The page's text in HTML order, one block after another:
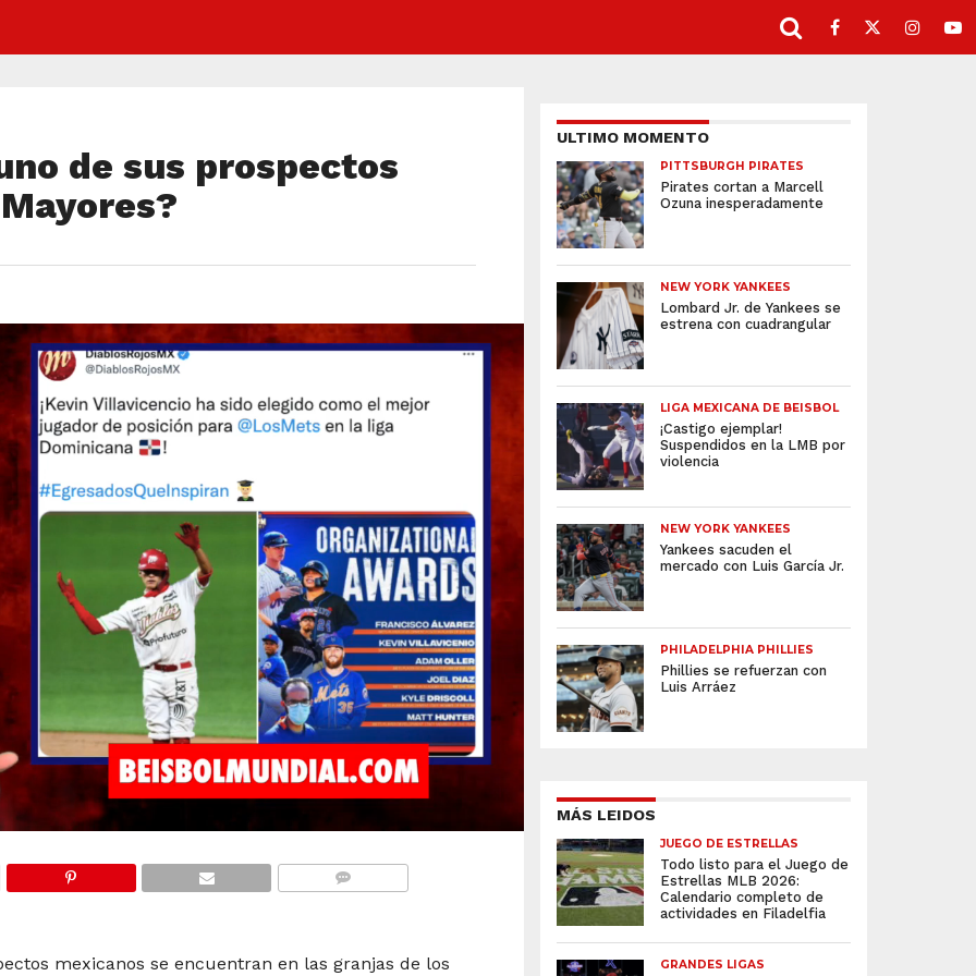
de sus prospectos
mexicanos se encuentran en las granjas de los
ULTIMO MOMENTO
PITTSBURGH PIRATES
Pirates cortan a Marcell
Ozuna inesperadamente
NEW YORK YANKEES
Lombard Jr. de Yankees se
estrena con cuadrangular
LIGA MEXICANA DE BEISBOL
¡Castigo ejemplar!
Suspendidos en la LMB por
violencia
NEW YORK YANKEES
Yankees sacuden el
mercado con Luis García Jr.
PHILADELPHIA PHILLIES
Phillies se refuerzan con
Luis Arráez
MÁS LEIDOS
JUEGO DE ESTRELLAS
Todo listo para el Juego de
Estrellas MLB 2026:
Calendario completo de
actividades en Filadelfia
GRANDES LIGAS